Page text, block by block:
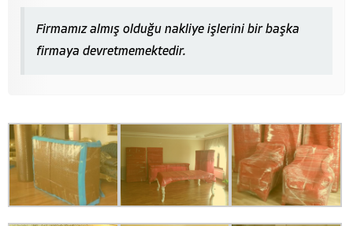
Firmamız almış olduğu nakliye işlerini bir başka
firmaya devretmemektedir.